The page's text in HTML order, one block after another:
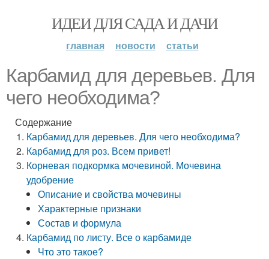
ИДЕИ ДЛЯ САДА И ДАЧИ
главная новости статьи
Карбамид для деревьев. Для
чего необходима?
Содержание
Карбамид для деревьев. Для чего необходима?
Карбамид для роз. Всем привет!
Корневая подкормка мочевиной. Мочевина
удобрение
Описание и свойства мочевины
Характерные признаки
Состав и формула
Карбамид по листу. Все о карбамиде
Что это такое?